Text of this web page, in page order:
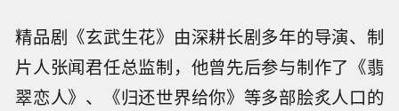
精品剧《玄武生花》由深耕长剧多年的导演、制
片人张闻君任总监制，他曾先后参与制作了《翡
翠恋人》、《归还世界给你》等多部脍炙人口的